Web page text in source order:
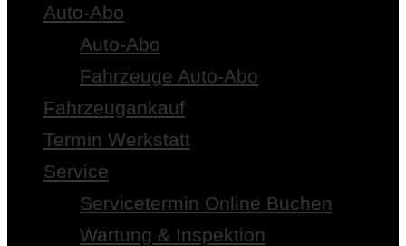
Auto-Abo
Auto-Abo
Fahrzeuge Auto-Abo
Fahrzeugankauf
Termin Werkstatt
Service
Servicetermin Online Buchen
Wartung & Inspektion